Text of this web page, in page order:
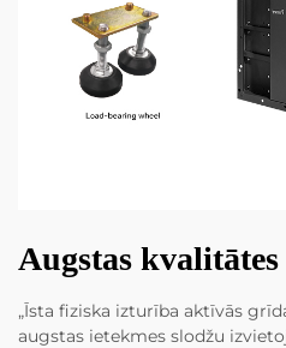
Augstas
„Īsta fiziska izturība aktīvās
augstas ietekmes slodžu